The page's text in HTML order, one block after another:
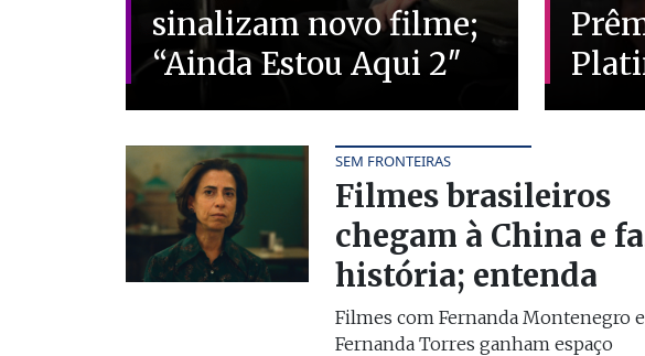
sinalizam novo filme;
“Ainda Estou Aqui 2″
SEM FRONTEIRAS
Filmes brasileiros
chegam à China e
história; entenda
Filmes com Fernanda Montenegro e
Fernanda Torres ganham espaço